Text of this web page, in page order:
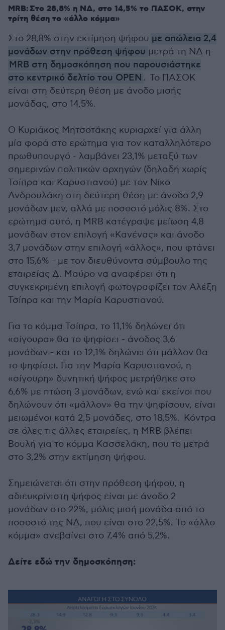
MRB: Στο 28,8% η ΝΔ, στο 14,5% το ΠΑΣΟΚ, στην
τρίτη θέση το «άλλο κόμμα»
Στο 28,8% στην εκτίμηση ψήφου με απώλεια 2,4
μονάδων στην πρόθεση ψήφου μετρά τη ΝΔ η
MRB στη δημοσκόπηση που παρουσιάστηκε
στο κεντρικό δελτίο του OPEN . Το ΠΑΣΟΚ
είναι στη δεύτερη θέση με άνοδο μισής
μονάδας, στο 14,5%.
Ο Κυριάκος Μητσοτάκης κυριαρχεί για άλλη
μία φορά στο ερώτημα για τον καταλληλότερο
πρωθυπουργό - λαμβάνει 23,1% μεταξύ των
σημερινών πολιτικών αρχηγών (δηλαδή χωρίς
Τσίπρα και Καρυστιανού) με τον Νίκο
Ανδρουλάκη στη δεύτερη θέση με άνοδο 2,9
μονάδων μεν, αλλά με ποσοστό μόλις 8%. Στο
ερώτημα αυτό, η ΜRB κατέγραψε μείωση 4,8
μονάδων στον επιλογή «Κανένας» και άνοδο
3,7 μονάδων στην επιλογή «άλλος», που φτάνει
στο 15,6% - με τον διευθύνοντα σύμβουλο της
εταιρείας Δ. Μαύρο να αναφέρει ότι η
συγκεκριμένη επιλογή φωτογραφίζει τον Αλέξη
Τσίπρα και την Μαρία Καρυστιανού.
Για το κόμμα Τσίπρα, το 11,1% δηλώνει ότι
«σίγουρα» θα το ψηφίσει - άνοδος 3,6
μονάδων - και το 12,1% δηλώνει ότι μάλλον θα
το ψηφίσει. Για την Μαρία Καρυστιανού, η
«σίγουρη» δυνητική ψήφος μετρήθηκε στο
6,6% με πτώση 3 μονάδων, ενώ και εκείνοι που
δηλώνουν ότι «μάλλον» θα την ψηφίσουν, είναι
μειωμένοι κατά 2,5 μονάδες, στο 18,5%. Κόντρα
σε όλες τις άλλες εταιρείες, η MRB βλέπει
Βουλή για το κόμμα Κασσελάκη, που το μετρά
στο 3,2% στην εκτίμηση ψήφου.
Σημειώνεται ότι στην πρόθεση ψήφου, η
αδιευκρίνιστη ψήφος είναι με άνοδο 2
μονάδων στο 22%, μόλις μισή μονάδα από το
ποσοστό της ΝΔ, που είναι στο 22,5%. Το «άλλο
κόμμα» ανεβαίνει στο 7,4% από 5,2%.
Δείτε εδώ την δημοσκόπηση: